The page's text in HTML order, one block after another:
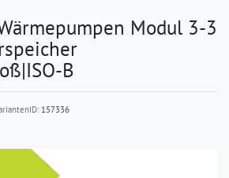
Modul 3-3
B
157336